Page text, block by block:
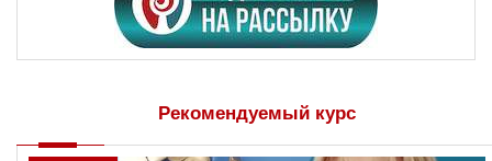
Рекомендуемый курс